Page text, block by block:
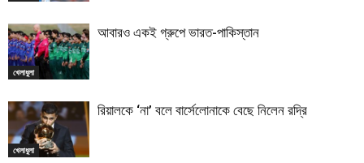
খেলাধুলা
আবারও একই গ্রুপে ভারত-পাকিস্তান
খেলাধুলা
রিয়ালকে ‘না’ বলে বার্সেলোনাকে বেছে নিলেন রদ্রি